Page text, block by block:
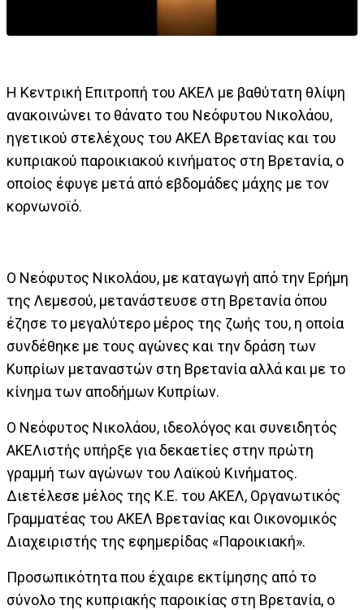
H Κεντρική Επιτροπή του ΑΚΕΛ με βαθύτατη θλίψη
ανακοινώνει το θάνατο του Νεόφυτου Νικολάου,
ηγετικού στελέχους του ΑΚΕΛ Βρετανίας και του
κυπριακού παροικιακού κινήματος στη Βρετανία, ο
οποίος έφυγε μετά από εβδομάδες μάχης με τον
κορvωνοϊό.
Ο Νεόφυτος Νικολάου, με καταγωγή από την Ερήμη
της Λεμεσού, μετανάστευσε στη Βρετανία όπου
έζησε το μεγαλύτερο μέρος της ζωής του, η οποία
συνδέθηκε με τους αγώνες και την δράση των
Κυπρίων μεταναστών στη Βρετανία αλλά και με το
κίνημα των αποδήμων Κυπρίων.
Ο Νεόφυτος Νικολάου, ιδεολόγος και συνειδητός
ΑΚΕΛιστής υπήρξε για δεκαετίες στην πρώτη
γραμμή των αγώνων του Λαϊκού Κινήματος.
Διετέλεσε μέλος της Κ.Ε. του ΑΚΕΛ, Οργανωτικός
Γραμματέας του ΑΚΕΛ Βρετανίας και Οικονομικός
Διαχειριστής της εφημερίδας «Παροικιακή».
Προσωπικότητα που έχαιρε εκτίμησης από το
σύνολο της κυπριακής παροικίας στη Βρετανία, ο